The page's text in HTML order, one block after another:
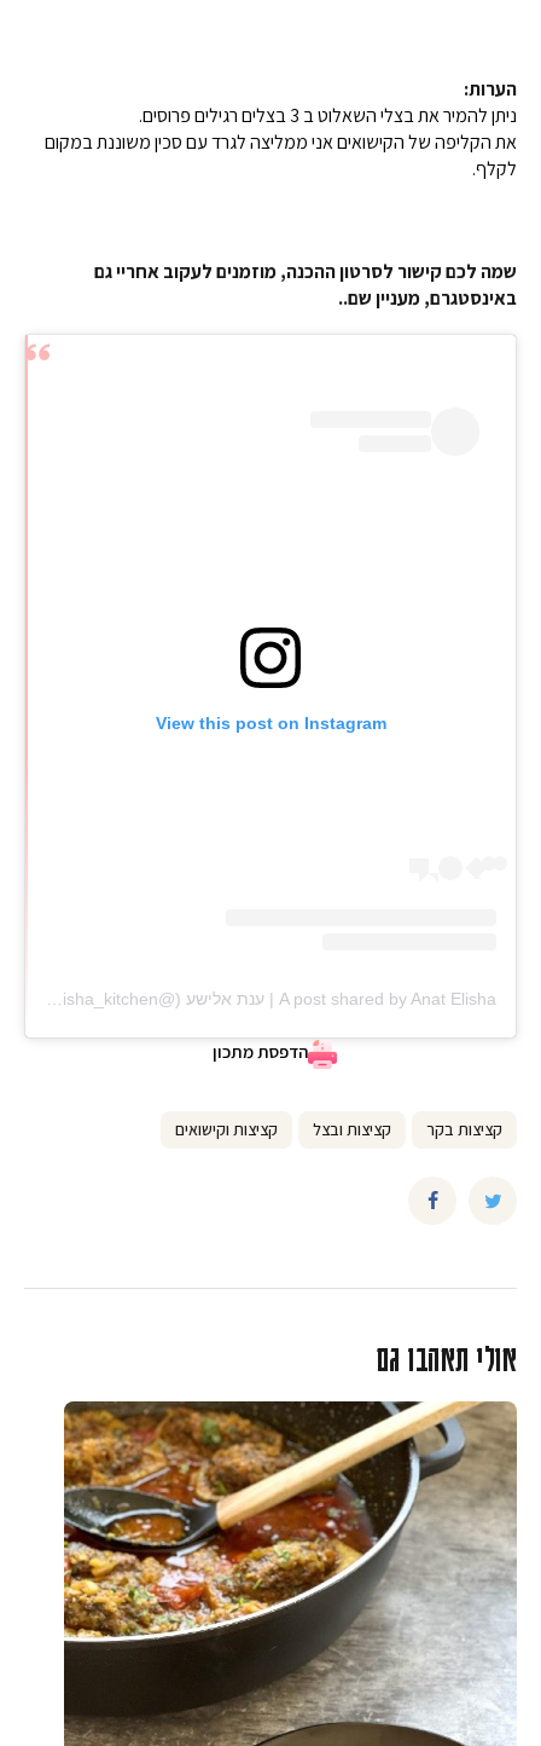
הערות:
ניתן להמיר את בצלי השאלוט ב 3 בצלים רגילים פרוסים.
את הקליפה של הקישואים אני ממליצה לגרד עם סכין משוננת במקום
לקלף.
שמה לכם קישור לסרטון ההכנה, מוזמנים לעקוב אחריי גם
באינסטגרם, מעניין שם..
View this post on Instagram
A post shared by Anat Elisha | ענת אלישע (@anat_elisha_kitchen)
הדפסת מתכון
קציצות בקר קציצות ובצל קציצות וקישואים
אולי תאהבו גם